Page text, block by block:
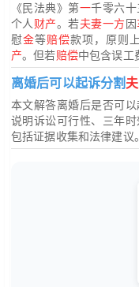
《民法典》第一千零六
个人 财产。若夫妻一方因
慰金等赔偿款项，原则
产。但若赔偿中包含误工
离婚后可以起诉分割
本文解答离婚后是否可以
说明诉讼可行性、三年
包括证据收集和法律建议。